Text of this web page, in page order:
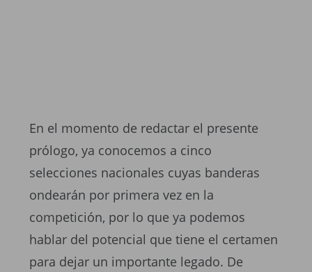
En el momento de redactar el presente
prólogo, ya conocemos a cinco
selecciones nacionales cuyas banderas
ondearán por primera vez en la
competición, por lo que ya podemos
hablar del potencial que tiene el certamen
para dejar un importante legado. De